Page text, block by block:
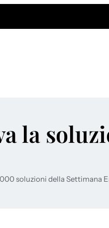
la
soluzioni della Settimana